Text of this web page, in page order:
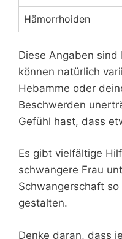
Hämorrhoiden
Diese Angaben
können natürlich
Hebamme oder
Beschwerden
Gefühl hast, dass
Es gibt vielfältige
schwangere Frau
Schwangerschaft
gestalten.
Denke daran, dass